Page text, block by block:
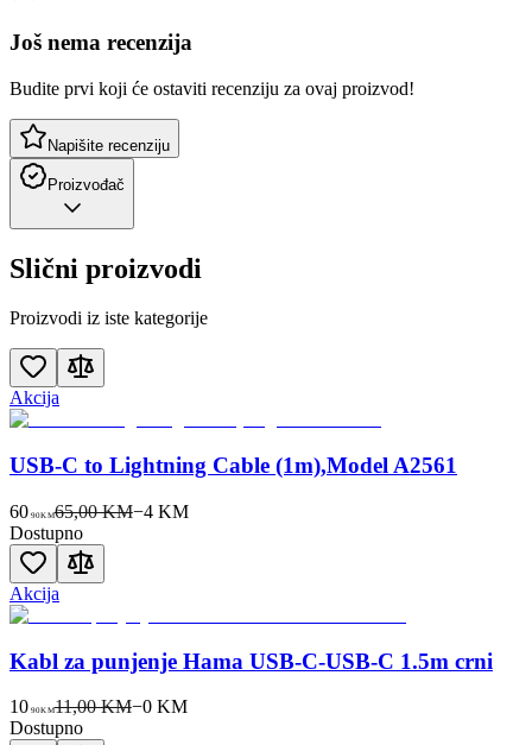
Još nema recenzija
Budite prvi koji će ostaviti recenziju za ovaj proizvod!
Napišite recenziju
Proizvođač
Slični proizvodi
Proizvodi iz iste kategorije
Akcija
USB-C to Lightning Cable (1m),Model A2561
60 90KM65,00 KM−4KM
Dostupno
Akcija
Kabl za punjenje Hama USB-C-USB-C 1.5m crni
10 90KM11,00 KM−0KM
Dostupno